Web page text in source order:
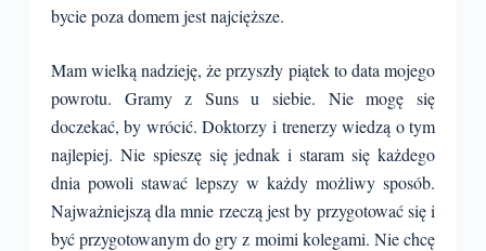
bycie poza domem jest najcięższe.
Mam wielką nadzieję, że przyszły piątek to data mojego
powrotu. Gramy z Suns u siebie. Nie mogę się
doczekać, by wrócić. Doktorzy i trenerzy wiedzą o tym
najlepiej. Nie spieszę się jednak i staram się każdego
dnia powoli stawać lepszy w każdy możliwy sposób.
Najważniejszą dla mnie rzeczą jest by przygotować się i
być przygotowanym do gry z moimi kolegami. Nie chcę